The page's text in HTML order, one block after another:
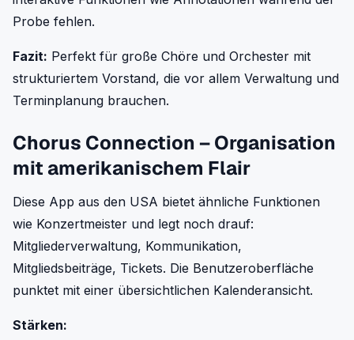
Probe fehlen.
Fazit: Perfekt für große Chöre und Orchester mit
strukturiertem Vorstand, die vor allem Verwaltung und
Terminplanung brauchen.
Chorus Connection – Organisation
mit amerikanischem Flair
Diese App aus den USA bietet ähnliche Funktionen
wie Konzertmeister und legt noch drauf:
Mitgliederverwaltung, Kommunikation,
Mitgliedsbeiträge, Tickets. Die Benutzeroberfläche
punktet mit einer übersichtlichen Kalenderansicht.
Stärken: